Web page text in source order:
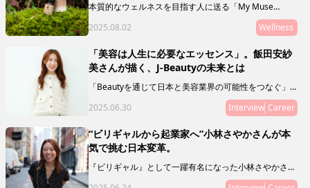
本質的なウェルネスを目指す人に送る「My Muse
Selection」。最終回を飾るのは、徳島県の神山を拠点
に活動する「SHIZQ（しずく）」。山や川を守るために
作・販売しています。 「質がいいもの」の奥に潜むリ
レーションシップ（関連性やつながり）に目を向けるこ
とで、50年後の私たちの未来に繋げていきましょう。
2025.08.02 Wellness
「美容は人生に必要なエッセンス」。飯田安紗
美さんが描く、J-Beautyの未来とは
「Beautyを通じて日本と美容業界の可能性をつなぐ」
ことをミッションとし、新規事業やマガジン、複業支援
などを通じて、J Beautyを世界へ拡げる活動をリードし
界の可能性とは？ その未来とは？ 飯田さんの人生経
験ならではの想いを語ってもらいました。
2025.06.30 Interview Career
“ビリギャルから起業家へ”小林さやかさんが本
気で挑む日本変革。
『ビリギャル』として一躍有名になった小林さやかさ
ん。偏差値30から慶應合格というサクセスストーリーの